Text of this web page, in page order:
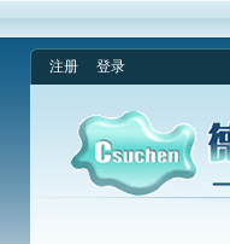
注册 登录